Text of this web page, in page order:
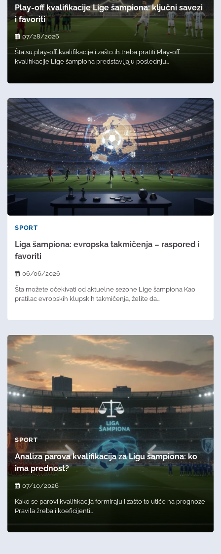
Play-off kvalifikacije Lige šampiona: ključni savezi
i favoriti
07/28/2026
Šta su play-off kvalifikacije i zašto ih treba pratiti Play-off
kvalifikacije Lige šampiona predstavljaju poslednju…
SPORT
Liga šampiona: evropska takmičenja – raspored i
favoriti
06/06/2026
Šta možete očekivati od aktuelne sezone Lige šampiona Kao
pratilac evropskih klupskih takmičenja, želite da…
SPORT
Analiza parova kvalifikacija za Ligu šampiona: ko
ima prednost?
07/10/2026
Kako se parovi kvalifikacija formiraju i zašto to utiče na prognoze
Pravila žreba i koeficijenti…